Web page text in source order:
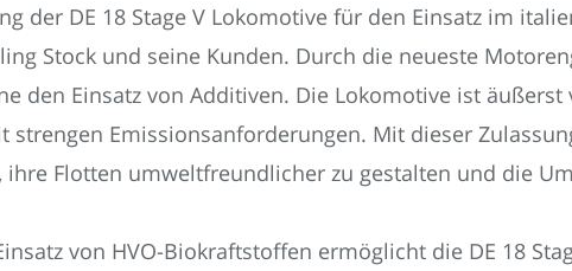
der DE 18 Stage V Lokomotive für den Einsatz im
Stock und seine Kunden. Durch die neueste
den Einsatz von Additiven. Die Lokomotive ist
strengen Emissionsanforderungen. Mit dieser
ihre Flotten umweltfreundlicher zu gestalten und die
von HVO-Biokraftstoffen ermöglicht die DE 18